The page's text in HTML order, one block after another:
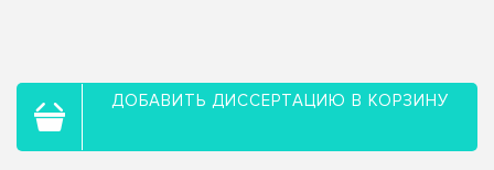
ДОБАВИТЬ ДИССЕРТАЦИЮ В КОРЗИНУ